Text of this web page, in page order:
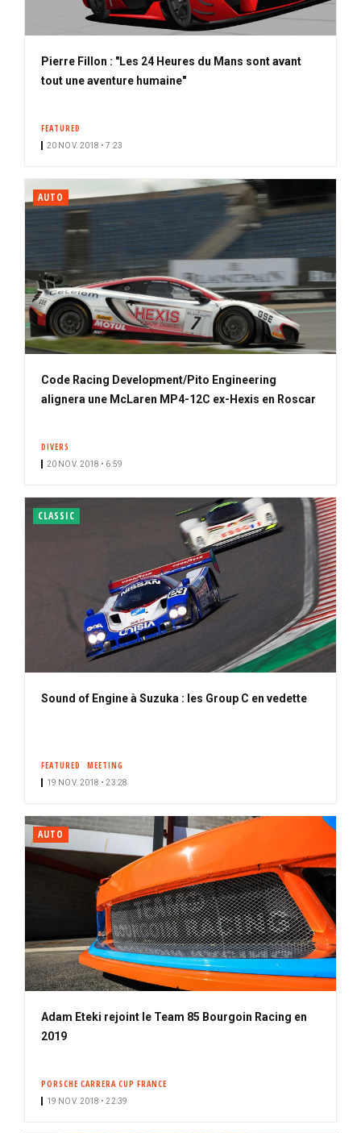
Pierre Fillon : "Les 24 Heures du Mans sont avant
tout une aventure humaine"
FEATURED
20 NOV. 2018 • 7:23
AUTO
Code Racing Development/Pito Engineering
alignera une McLaren MP4-12C ex-Hexis en Roscar
DIVERS
20 NOV. 2018 • 6:59
CLASSIC
Sound of Engine à Suzuka : les Group C en vedette
FEATURED MEETING
19 NOV. 2018 • 23:28
AUTO
Adam Eteki rejoint le Team 85 Bourgoin Racing en
2019
PORSCHE CARRERA CUP FRANCE
19 NOV. 2018 • 22:39